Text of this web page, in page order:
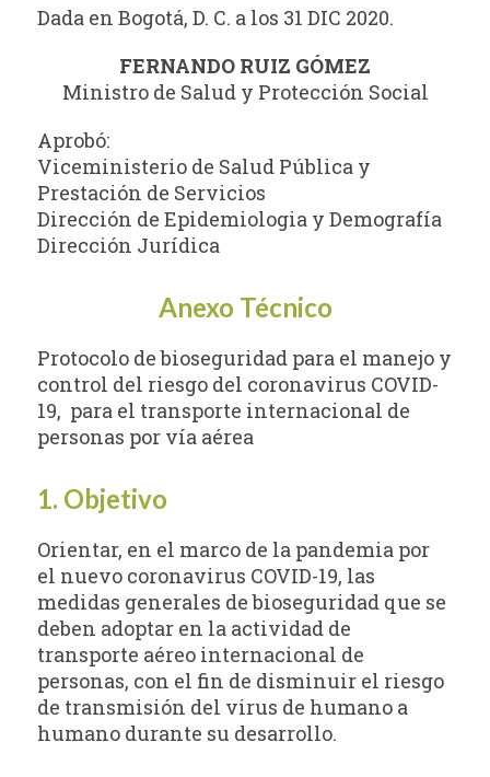
Dada en Bogotá, D. C. a los 31 DIC 2020.
FERNANDO RUIZ GÓMEZ
Ministro de Salud y Protección Social
Aprobó:
Viceministerio de Salud Pública y
Prestación de Servicios
Dirección de Epidemiologia y Demografía
Dirección Jurídica
Anexo Técnico
Protocolo de bioseguridad para el manejo y
control del riesgo del coronavirus COVID-
19, para el transporte internacional de
personas por vía aérea
1. Objetivo
Orientar, en el marco de la pandemia por
el nuevo coronavirus COVID-19, las
medidas generales de bioseguridad que se
deben adoptar en la actividad de
transporte aéreo internacional de
personas, con el fin de disminuir el riesgo
de transmisión del virus de humano a
humano durante su desarrollo.